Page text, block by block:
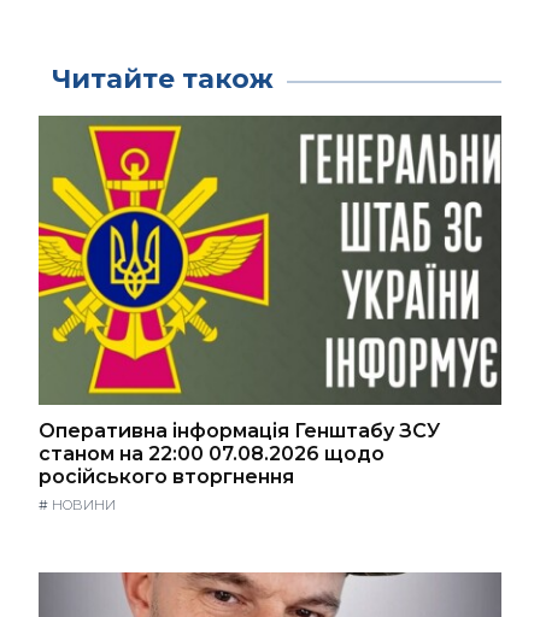
Читайте також
Оперативна інформація Генштабу ЗСУ
станом на 22:00 07.08.2026 щодо
російського вторгнення
# НОВИНИ